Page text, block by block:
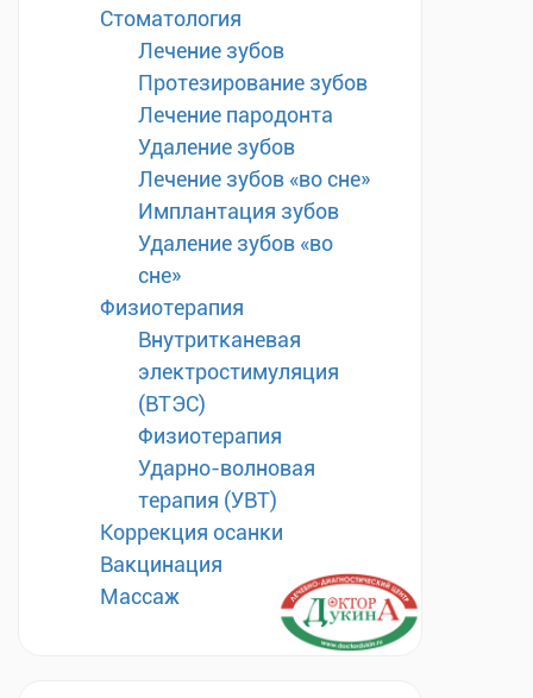
Стоматология
Лечение зубов
Протезирование зубов
Лечение пародонта
Удаление зубов
Лечение зубов «во сне»
Имплантация зубов
Удаление зубов «во
сне»
Физиотерапия
Внутритканевая
электростимуляция
(ВТЭС)
Физиотерапия
Ударно-волновая
терапия (УВТ)
Коррекция осанки
Вакцинация
Массаж